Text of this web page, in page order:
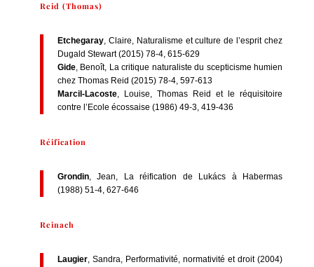
Reid (Thomas)
Etchegaray, Claire, Naturalisme et culture de l’esprit chez
Dugald Stewart (2015) 78-4, 615-629
Gide, Benoît, La critique naturaliste du scepticisme humien
chez Thomas Reid (2015) 78-4, 597-613
Marcil-Lacoste, Louise, Thomas Reid et le réquisitoire
contre l’Ecole écossaise (1986) 49-3, 419-436
Réification
Grondin, Jean, La réification de Lukács à Habermas
(1988) 51-4, 627-646
Reinach
Laugier, Sandra, Performativité, normativité et droit (2004)